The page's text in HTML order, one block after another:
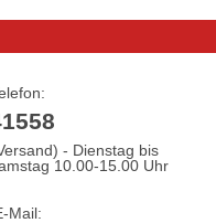
- Dienstag bis
10.00-15.00 Uhr
Mail: